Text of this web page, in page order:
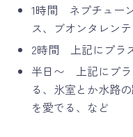
1時間 ネプチュー
ス、ブオンタレン
2時間 上記にプラ
半日〜 上記にプラ
る、氷室とか水路
を愛でる、など